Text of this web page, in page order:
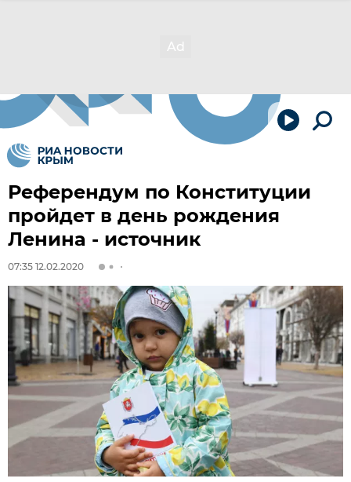
Референдум по Конституции
пройдет в день рождения
Ленина - источник
07:35 12.02.2020